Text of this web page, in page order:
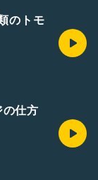
のトモ
仕方